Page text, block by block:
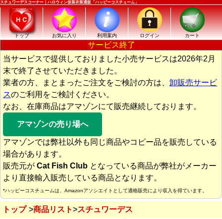
スチュワーデスコーナー｜ハロウィン仮装衣装通販「ハッピーコスチューム」
トップ お気に入り 利用案内 ログイン カート
サービス終了
当サービスで提供しておりました小売サービスは2026年2月
末で終了させていただきました。
業者の方、まとまったご注文をご検討の方は、 卸販売サービ
スのご利用をご検討ください。
なお、在庫商品はアマゾンにて販売継続しております。
アマゾンの売り場へ
アマゾンでは弊社以外も同じ商品やコピー品を販売している
場合があります。
販売元が Cat Fish Club となっている商品が弊社がメーカー
より直接輸入販売している商品となります。
*ハッピーコスチュームは、Amazonアソシエイトとして適格販売により収入を得ています。
トップ 商品リスト スチュワーデス